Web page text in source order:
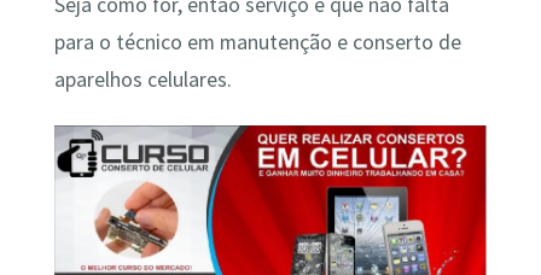
para o técnico em manutenção e conserto de
aparelhos celulares.